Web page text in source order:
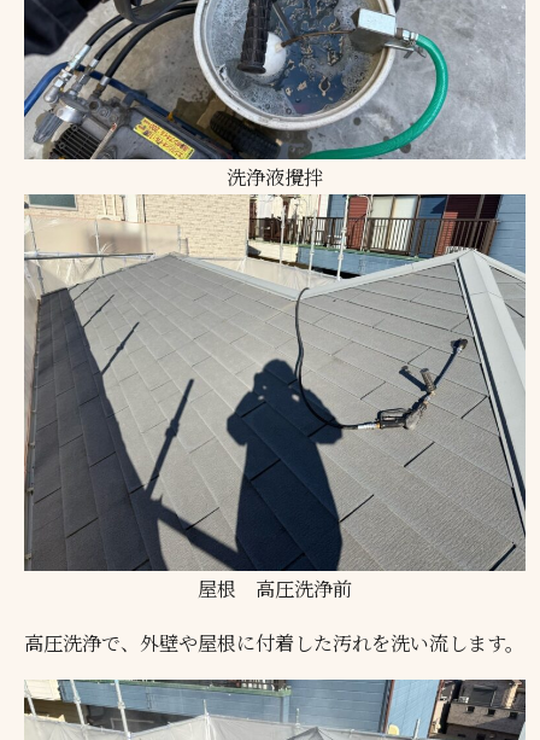
洗浄液攪拌
屋根 高圧洗浄前
高圧洗浄で、外壁や屋根に付着した汚れを洗い流します。